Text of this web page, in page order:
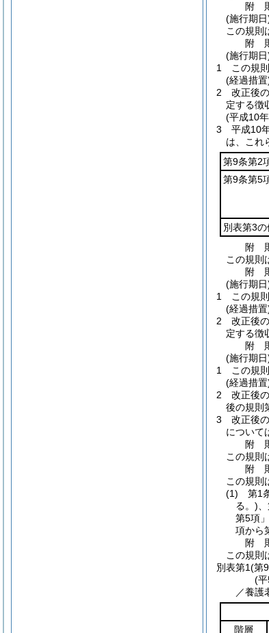
附
(施行期日
この規則
附
(施行期日
1
この規
(経過措置
2
改正後
定する徴
(平成10
3
平成10
は、これ
第9条第2
第9条第5
別表第3
附
この規則
附
(施行期日
1
この規
(経過措置
2
改正後
定する徴
附
(施行期日
1
この規
(経過措置
2
改正後
後の規則
3
改正後
について
附
この規則
附
この規則
(1)
第1
る。)
第5項
項から
附
この規則
別表第1(第
(
／養護
階層